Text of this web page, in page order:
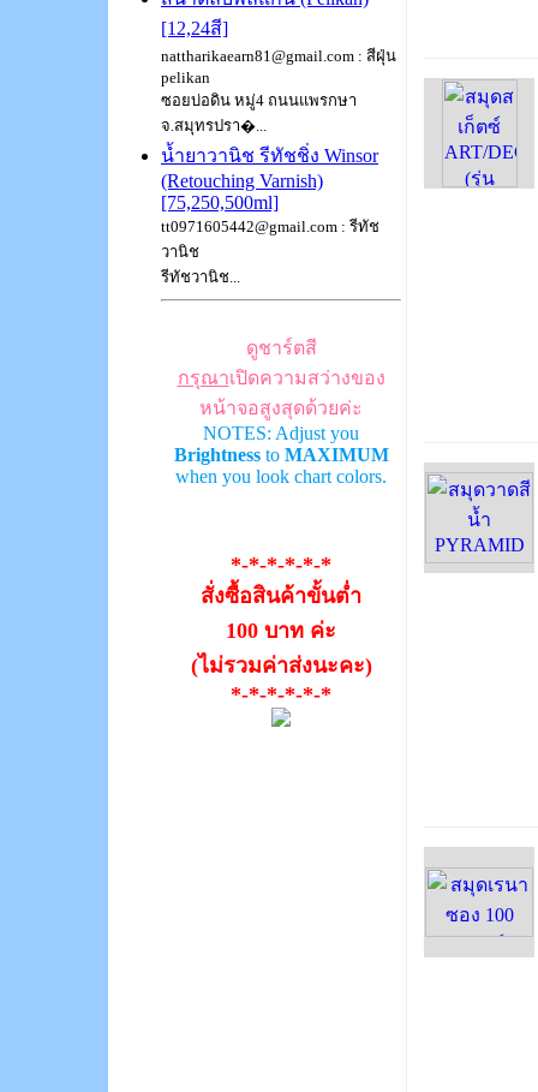
[12,24สี]
nattharikaearn81@gmail.com : สีฝุ่น
pelikan
ซอยบ่อดิน หมู่4 ถนนแพรกษา
จ.สมุทรปรา�...
น้ำยาวานิช รีทัชชิ่ง Winsor
(Retouching Varnish)
[75,250,500ml]
tt0971605442@gmail.com : รีทัช
วานิช
รีทัชวานิช...
ดูชาร์ตสี
กรุณาเปิดความสว่างของ
หน้าจอสูงสุดด้วยค่ะ
NOTES: Adjust you
Brightnessto MAXIMUM
when you look chart colors.
*-*-*-*-*-*
สั่งซื้อสินค้าขั้นต่ำ
100 บาท ค่ะ
(ไม่รวมค่าส่งนะคะ)
*-*-*-*-*-*